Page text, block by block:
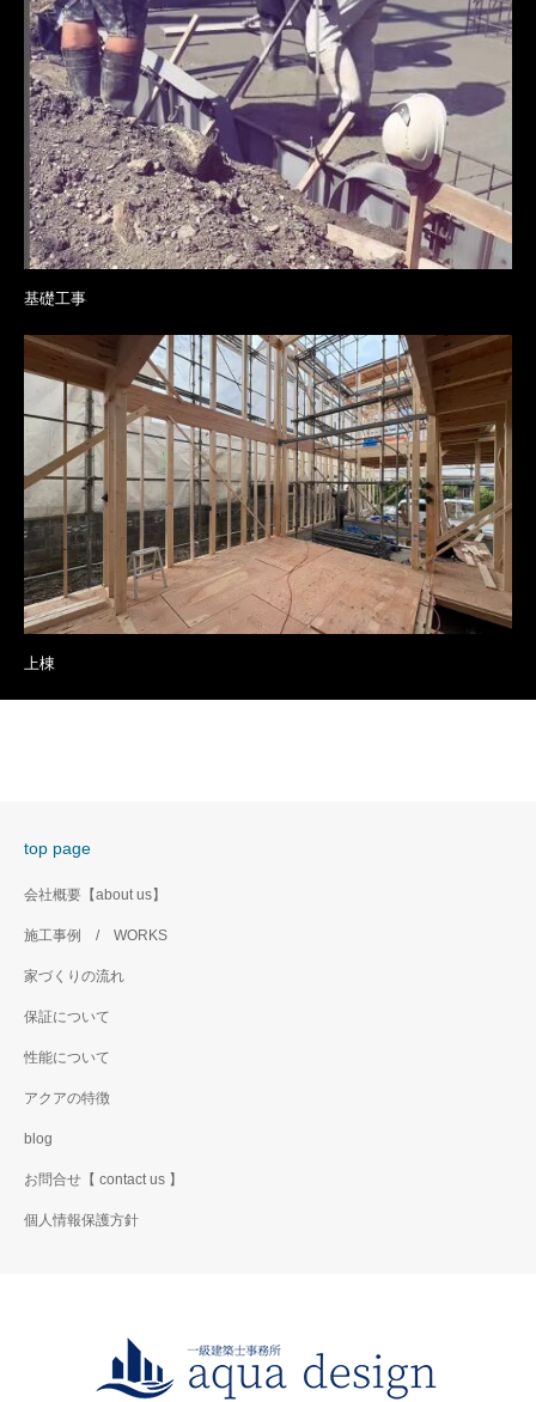
基礎工事
上棟
top page
会社概要【about us】
施工事例 / WORKS
家づくりの流れ
保証について
性能について
アクアの特徴
blog
お問合せ【 contact us 】
個人情報保護方針